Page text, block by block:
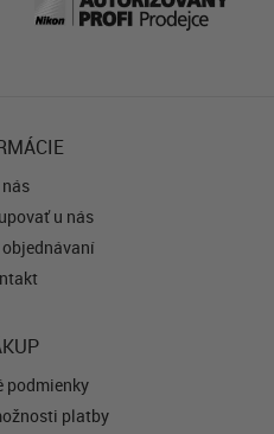
nás
u nás
podmienky
platby